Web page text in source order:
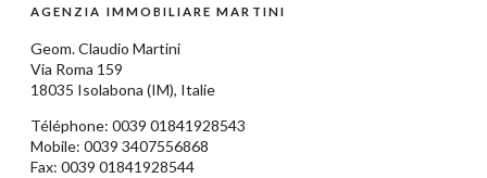
AGENZIA IMMOBILIARE MARTINI
Geom.Claudio Martini
Via Roma 159
18035 Isolabona (IM), Italie
Téléphone: 0039 01841928543
Mobile: 0039 3407556868
Fax: 0039 01841928544